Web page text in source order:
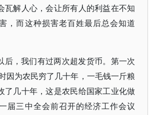
瓦解人心，会让所有人的利益在不知
，而这种损害老百姓最后总会知道
后，我们有过两次超发货币。第一次
因为农民穷了几十年，一毛钱一斤粮
了几十年，这是农民给国家工业化做
届三中全会前召开的经济工作会议